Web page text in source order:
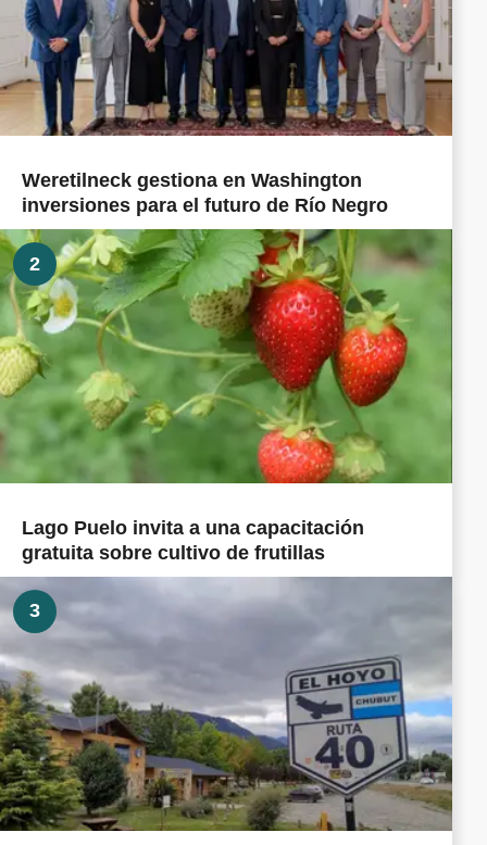
Weretilneck gestiona en Washington
inversiones para el futuro de Río Negro
2
Lago Puelo invita a una capacitación
gratuita sobre cultivo de frutillas
3